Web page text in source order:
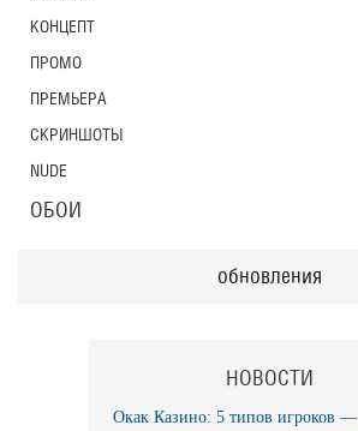
КОНЦЕПТ
ПРОМО
ПРЕМЬЕРА
СКРИНШОТЫ
NUDE
ОБОИ
обновления
НОВОСТИ
Окак Казино: 5 типов игроков —